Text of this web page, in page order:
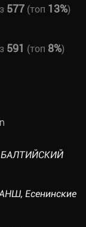
577(топ 13%)
591 (топ 8%)
, БАЛТИЙСКИЙ
Есенинские